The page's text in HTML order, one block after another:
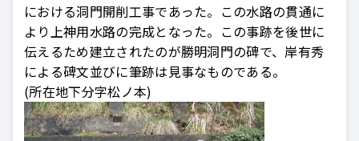
における洞門開削工事であった。この水路の貫通に
より上神用水路の完成となった。この事跡を後世に
伝えるため建立されたのが勝明洞門の碑で、岸有秀
による碑文並びに筆跡は見事なものである。
(所在地下分字松ノ本)